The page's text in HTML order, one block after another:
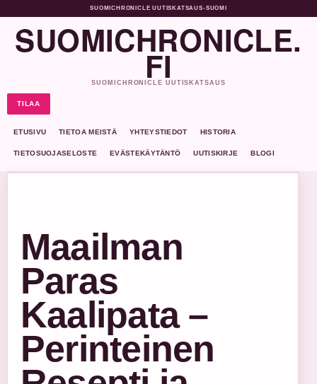
SUOMICHRONICLE UUTISKATSAUS•SUOMI
SUOMICHRONICLE.
FI
SUOMICHRONICLE UUTISKATSAUS
TILAA
ETUSIVU TIETOA MEISTÄ YHTEYSTIEDOT HISTORIA
TIETOSUOJASELOSTE EVÄSTEKÄYTÄNTÖ UUTISKIRJE BLOGI
Maailman
Paras
Kaalipata –
Perinteinen